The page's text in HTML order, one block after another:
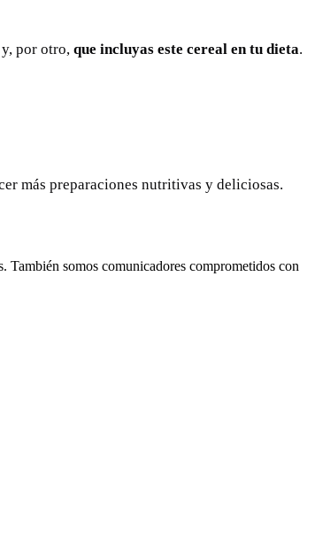
por otro, que incluyas este cereal en tu dieta.
más preparaciones nutritivas y deliciosas.
También somos comunicadores comprometidos con